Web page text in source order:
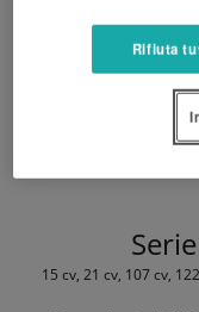
15 cv, 21 cv, 107 cv,
Rifiuta